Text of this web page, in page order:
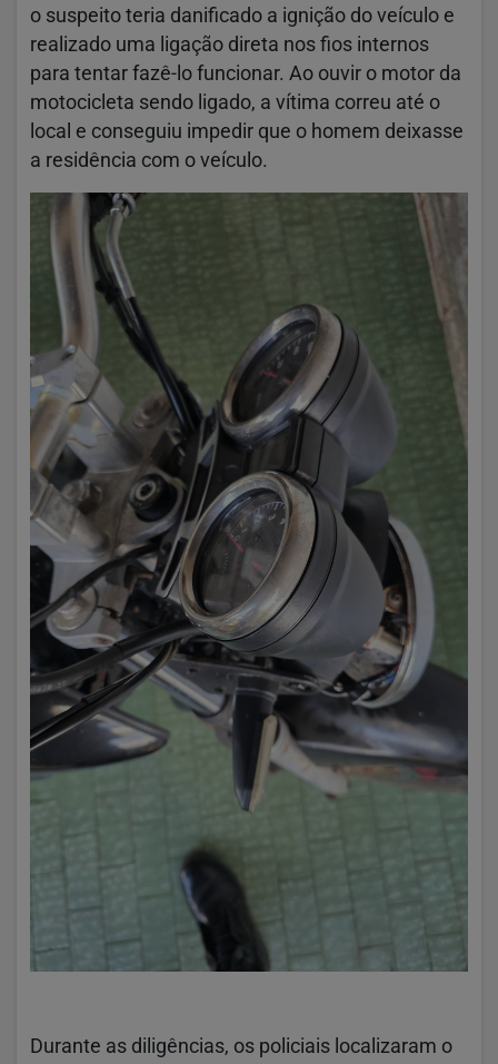
o suspeito teria danificado a ignição do veículo e
realizado uma ligação direta nos fios internos
para tentar fazê-lo funcionar. Ao ouvir o motor da
motocicleta sendo ligado, a vítima correu até o
local e conseguiu impedir que o homem deixasse
a residência com o veículo.
Durante as diligências, os policiais localizaram o